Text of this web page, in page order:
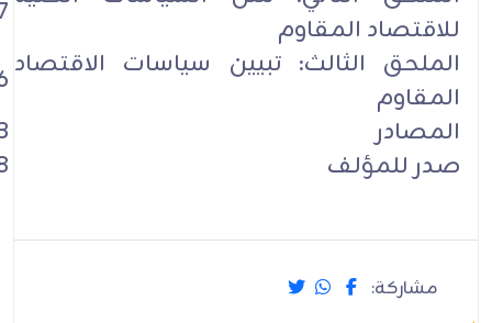
للاقتصاد المقاوم
الملحق الثالث: تبيين سياسات الاقتصاد
المقاوم
المصادر
صدر للمؤلف
مشاركة: